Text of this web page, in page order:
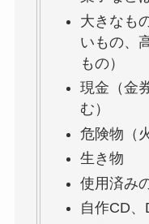
大きなも
いもの、
もの）
現金（金
む）
危険物（
生き物
使用済み
自作CD